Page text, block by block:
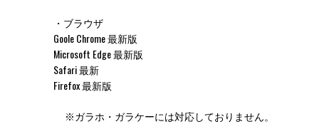
・ブラウザ
Goole Chrome 最新版
Microsoft Edge 最新版
Safari 最新
Firefox 最新版
※ガラホ・ガラケーには対応しておりません。